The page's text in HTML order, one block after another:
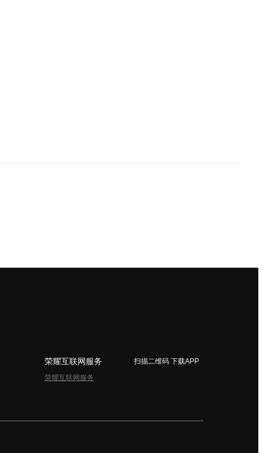
荣耀互联网服务
荣耀互联网服务
扫描二维码 下载APP